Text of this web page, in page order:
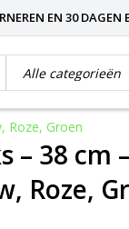
EN 30 DAGEN
Roze, Groen
– 38 cm
Roze,